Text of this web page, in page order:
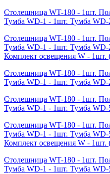
Столешница WT-180 - 1шт.
Тумба WD-1 - 1шт. Тумба
Столешница WT-180 - 1шт.
Тумба WD-1 - 1шт. Тумба
Комплект освещения W - 1шт.
Столешница WT-180 - 1шт.
Тумба WD-1 - 1шт. Тумба WD-
Столешница WT-180 - 1шт.
Тумба WD-1 - 1шт. Тумба
Столешница WT-180 - 1шт.
Тумба WD-1 - 1шт. Тумба
Комплект освещения W - 1шт.
Столешница WT-180 - 1шт.
Тумба WD-1 - 1шт. Тумба WD-